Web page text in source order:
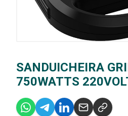
SANDUICHEIRA
750WATTS